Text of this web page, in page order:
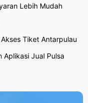
Lebih Mudah
Tiket Antarpulau
Aplikasi Jual Pulsa